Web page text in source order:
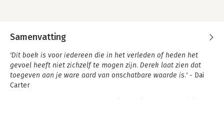
Samenvatting
'Dit boek is voor iedereen die in het verleden of heden het
gevoel heeft niet zichzelf te mogen zijn. Derek laat zien dat
toegeven aan je ware aard van onschatbare waarde is.' - Dai
Carter